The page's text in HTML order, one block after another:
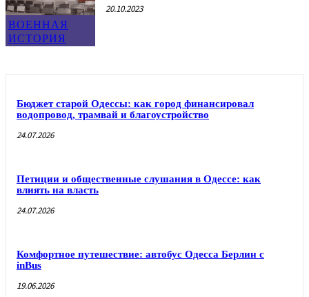
ВОЕННАЯ
ИСТОРИЯ
20.10.2023
Бюджет старой Одессы: как город финансировал
водопровод, трамвай и благоустройство
24.07.2026
Петиции и общественные слушания в Одессе: как
влиять на власть
24.07.2026
Комфортное путешествие: автобус Одесса Берлин с
inBus
19.06.2026